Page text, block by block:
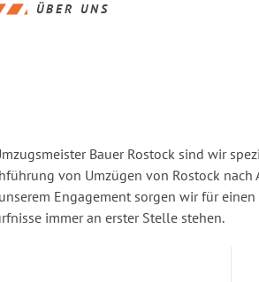
ÜBER UNS
Bauer Rostock sind wir
von Umzügen von Rostock nach
Engagement sorgen wir für einen
immer an erster Stelle stehen.